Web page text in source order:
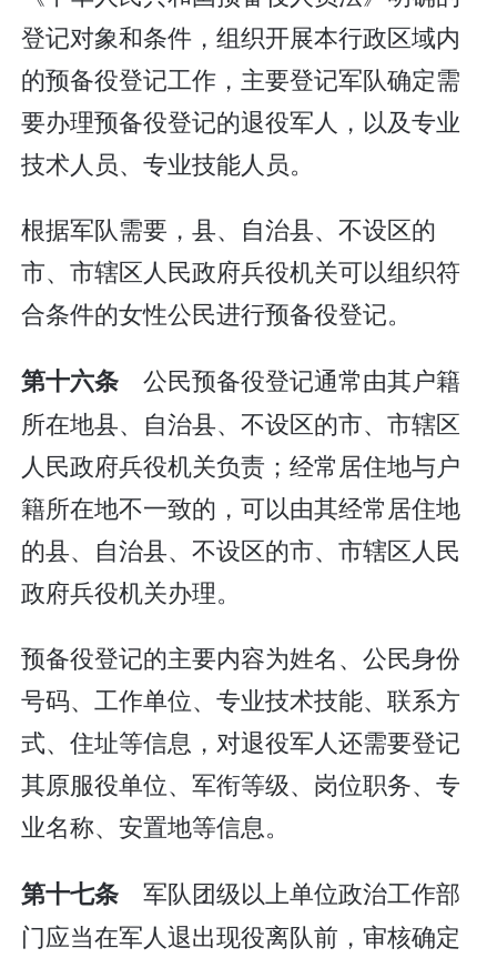
登记对象和条件，组织开展本行政区域内
的预备役登记工作，主要登记军队确定需
要办理预备役登记的退役军人，以及专业
技术人员、专业技能人员。
根据军队需要，县、自治县、不设区的
市、市辖区人民政府兵役机关可以组织符
合条件的女性公民进行预备役登记。
第十六条公民预备役登记通常由其户籍
所在地县、自治县、不设区的市、市辖区
人民政府兵役机关负责；经常居住地与户
籍所在地不一致的，可以由其经常居住地
的县、自治县、不设区的市、市辖区人民
政府兵役机关办理。
预备役登记的主要内容为姓名、公民身份
号码、工作单位、专业技术技能、联系方
式、住址等信息，对退役军人还需要登记
其原服役单位、军衔等级、岗位职务、专
业名称、安置地等信息。
第十七条军队团级以上单位政治工作部
门应当在军人退出现役离队前，审核确定